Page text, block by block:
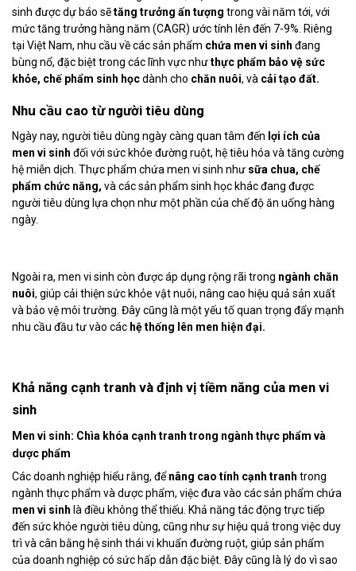
sinh được dự báo sẽtăng trưởng ấn tượng trong vài năm tới, với
mức tăng trưởng hàng năm (CAGR) ước tính lên đến 7-9%. Riêng
tại Việt Nam, nhu cầu về các sản phẩm chứa men vi sinh đang
bùng nổ, đặc biệt trong các lĩnh vực nhưthực phẩm bảo vệ sức
khỏe, chế phẩm sinh họcdành cho chăn nuôi, và cải tạo đất.
Nhu cầu cao từ người tiêu dùng
Ngày nay, người tiêu dùng ngày càng quan tâm đến lợi ích của
men vi sinh đối với sức khỏe đường ruột, hệ tiêu hóa và tăng cường
hệ miễn dịch. Thực phẩm chứa men vi sinh như sữa chua, chế
phẩm chức năng, và các sản phẩm sinh học khác đang được
người tiêu dùng lựa chọn như một phần của chế độ ăn uống hàng
ngày.
Ngoài ra, men vi sinh còn được áp dụng rộng rãi trong ngành chăn
nuôi, giúp cải thiện sức khỏe vật nuôi, nâng cao hiệu quả sản xuất
và bảo vệ môi trường. Đây cũng là một yếu tố quan trọng đẩy mạnh
nhu cầu đầu tư vào các hệ thống lên men hiện đại.
Khả năng cạnh tranh và định vị tiềm năng của men vi
sinh
Men vi sinh: Chìa khóa cạnh tranh trong ngành thực phẩm và
dược phẩm
Các doanh nghiệp hiểu rằng, đểnâng cao tính cạnh tranh trong
ngành thực phẩm và dược phẩm, việc đưa vào các sản phẩm chứa
men vi sinh là điều không thể thiếu. Khả năng tác động trực tiếp
đến sức khỏe người tiêu dùng, cũng như sự hiệu quả trong việc duy
trì và cân bằng hệ sinh thái vi khuẩn đường ruột, giúp sản phẩm
của doanh nghiệp có sức hấp dẫn đặc biệt. Đây cũng là lý do vì sao